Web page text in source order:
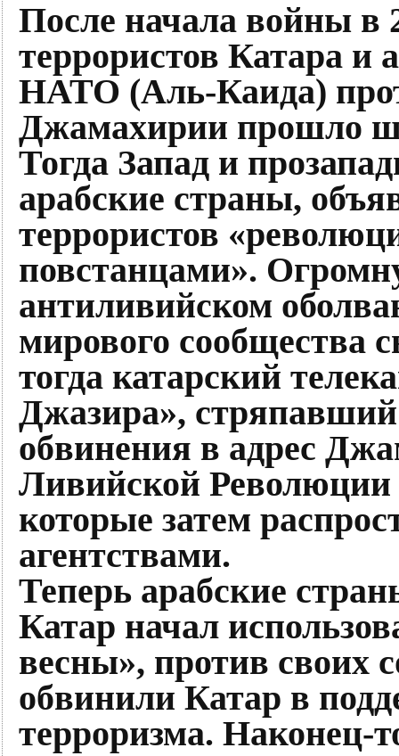
После начала войны в
террористов Катара и
НАТО (Аль-Каида)
Джамахирии прошло
Тогда Запад и
арабские страны,
террористов
повстанцами».
антиливийском
мирового сообщества
тогда катарский
Джазира»,
обвинения в адрес
Ливийской
которые затем
агентствами.
Теперь арабские
Катар начал
весны», против своих
обвинили Катар в
терроризма. Наконец-